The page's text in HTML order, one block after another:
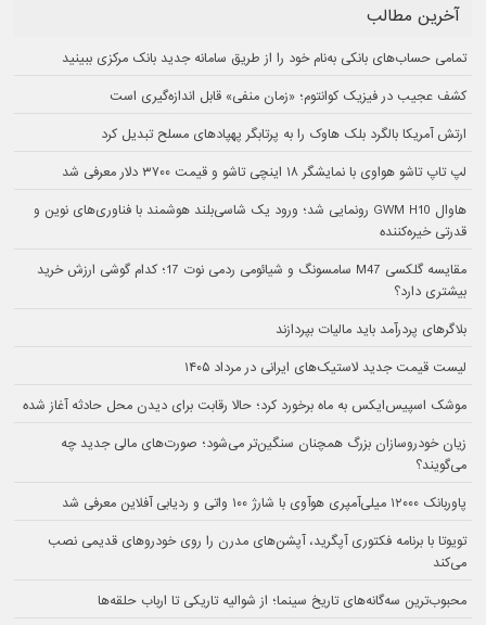
آخرین مطالب
تمامی حساب‌های بانکی به‌نام خود را از طریق سامانه جدید بانک مرکزی ببینید
کشف عجیب در فیزیک کوانتوم؛ «زمان منفی» قابل اندازه‌گیری است
ارتش آمریکا بالگرد بلک هاوک را به پرتابگر پهپادهای مسلح تبدیل کرد
لپ تاپ تاشو هواوی با نمایشگر ۱۸ اینچی تاشو و قیمت ۳۷۰۰ دلار معرفی شد
هاوال GWM H10 رونمایی شد؛ ورود یک شاسی‌بلند هوشمند با فناوری‌های نوین و
قدرتی خیره‌کننده
مقایسه گلکسی M47 سامسونگ و شیائومی ردمی نوت 17؛ کدام گوشی ارزش خرید
بیشتری دارد؟
بلاگرهای پردرآمد باید مالیات بپردازند
لیست قیمت جدید لاستیک‌های ایرانی در مرداد ۱۴۰۵
موشک اسپیس‌ایکس به ماه برخورد کرد؛ حالا رقابت برای دیدن محل حادثه آغاز شده
زیان خودروسازان بزرگ همچنان سنگین‌تر می‌شود؛ صورت‌های مالی جدید چه
می‌گویند؟
پاوربانک ۱۲۰۰۰ میلی‌آمپری هوآوی با شارژ ۱۰۰ واتی و ردیابی آفلاین معرفی شد
تویوتا با برنامه فکتوری آپگرید، آپشن‌های مدرن را روی خودروهای قدیمی نصب
می‌کند
محبوب‌ترین سه‌گانه‌های تاریخ سینما؛ از شوالیه تاریکی تا ارباب حلقه‌ها